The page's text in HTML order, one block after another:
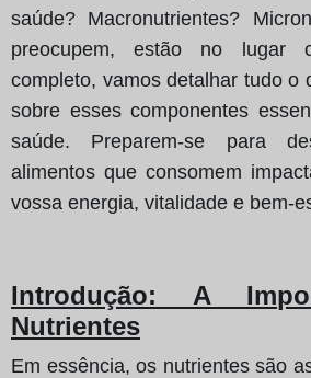
saúde? Macronutrientes?
preocupem, estão no lugar
completo, vamos detalhar tudo o
sobre esses componentes
saúde. Preparem-se para
alimentos que consomem
vossa energia, vitalidade e bem-
Introdução: A
Nutrientes
Em essência, os nutrientes são